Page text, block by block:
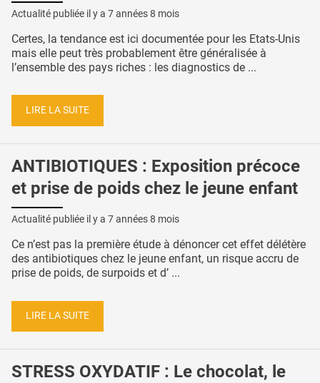
Actualité publiée il y a 7 années 8 mois
Certes, la tendance est ici documentée pour les Etats-Unis
mais elle peut très probablement être généralisée à
l’ensemble des pays riches : les diagnostics de ...
LIRE LA SUITE
ANTIBIOTIQUES : Exposition précoce
et prise de poids chez le jeune enfant
Actualité publiée il y a 7 années 8 mois
Ce n’est pas la première étude à dénoncer cet effet délétère
des antibiotiques chez le jeune enfant, un risque accru de
prise de poids, de surpoids et d’ ...
LIRE LA SUITE
STRESS OXYDATIF : Le chocolat, le